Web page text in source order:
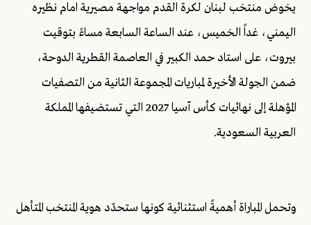
يخوض منتخب لبنان لكرة القدم مواجهة مصيرية امام نظيره
اليمني، غداً الخميس، عند الساعة السابعة مساءً بتوقيت
بيروت، على استاد حمد الكبير في العاصمة القطرية الدوحة،
ضمن الجولة الأخيرة لمباريات المجموعة الثانية من التصفيات
المؤهلة إلى نهائيات كأس آسيا 2027 التي تستضيفها المملكة
العربية السعودية.
وتحمل المباراة أهميةً استثنائية كونها ستحدّد هوية المنتخب المتأهل